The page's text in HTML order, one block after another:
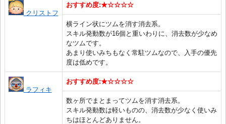
クリストフ
おすすめ度:★☆☆☆☆
横ライン状にツムを消す消去系。
スキル発動数が16個と重いわりに、消去数が少なめ
なツムです。
あまり使いみちもなく常駐ツムなので、入手の優先
度は低めです。
ラフィキ
おすすめ度:★☆☆☆☆
数ヶ所でまとまってツムを消す消去系。
スキル発動数は軽いものの、消去数が少なく使いみ
ちはほとんどありません。